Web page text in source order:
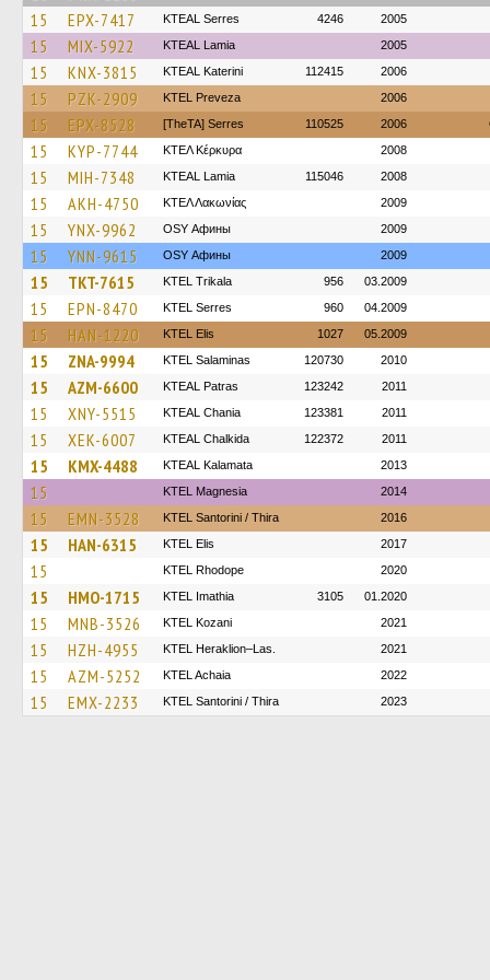
15
EPX-7417 KTEAL Serres 4246 2005
15 MIX-5922 KTEAL Lamia 2005
15 KNX-3815 KTEAL Katerini 112415 2006
15 PZK-2909 KTEL Preveza 2006
15 EPX-8528 [TheTA] Serres 110525 2006
15 KYP-7744 ΚΤΕΛ Κέρκυρα 2008
15 MIH-7348 KTEAL Lamia 115046 2008
15 AKH-4750 ΚΤΕΛ Λακωνίας 2009
15 YNX-9962 OSY Афины 2009
15 YNN-9615 OSY Афины 2009
15 TKT-7615 ΚΤΕL Τrikala 956 03.2009
15 EPN-8470 KTEL Serres 960 04.2009
15 HAN-1220 KTEL Elis 1027 05.2009
15 ZNA-9994 KTEL Salaminas 120730 2010
15 AZM-6600 KTEAL Patras 123242 2011
15 XNY-5515 KTEAL Chania 123381 2011
15 XEK-6007 KTEAL Chalkida 122372 2011
15 KMX-4488 KTEAL Kalamata 2013
15 ΚΤΕL Magnesia 2014
15 EMN-3528 KTEL Santorini / Thira 2016
15 HAN-6315 KTEL Elis 2017
15 KTEL Rhodope 2020
15 HMO-1715 KTEL Imathia 3105 01.2020
15 MNB-3526 ΚΤΕL Kozani 2021
15 HZH-4955 KTEL Heraklion–Las. 2021
15 AZM-5252 KTEL Achaia 2022
15 EMX-2233 KTEL Santorini / Thira 2023